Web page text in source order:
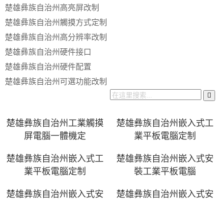
楚雄彝族自治州高亮屏改制
楚雄彝族自治州觸摸方式定制
楚雄彝族自治州高分辨率改制
楚雄彝族自治州硬件接口
楚雄彝族自治州硬件配置
楚雄彝族自治州可選功能改制
楚雄彝族自治州工業觸摸
屏電腦一體機定
楚雄彝族自治州嵌入式工
業平板電腦定制
楚雄彝族自治州嵌入式工
業平板電腦定制
楚雄彝族自治州嵌入式安
裝工業平板電腦
楚雄彝族自治州嵌入式安
楚雄彝族自治州嵌入式安